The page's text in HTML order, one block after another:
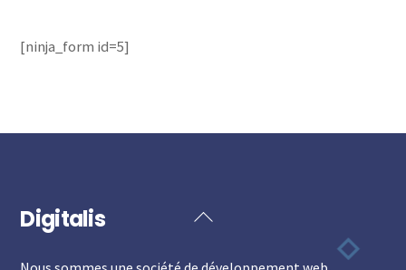
[ninja_form id=5]
Back
Digitalis